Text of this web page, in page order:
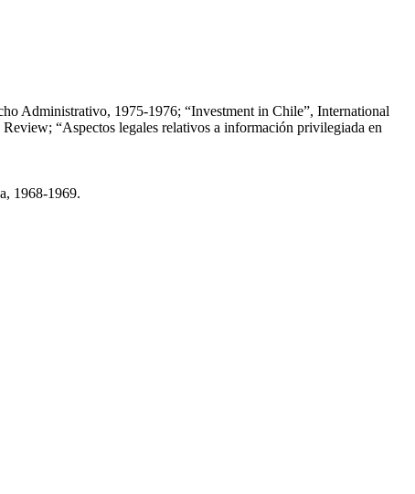
Administrativo, 1975-1976; “Investment in Chile”, International
“Aspectos legales relativos a información privilegiada en
1968-1969.